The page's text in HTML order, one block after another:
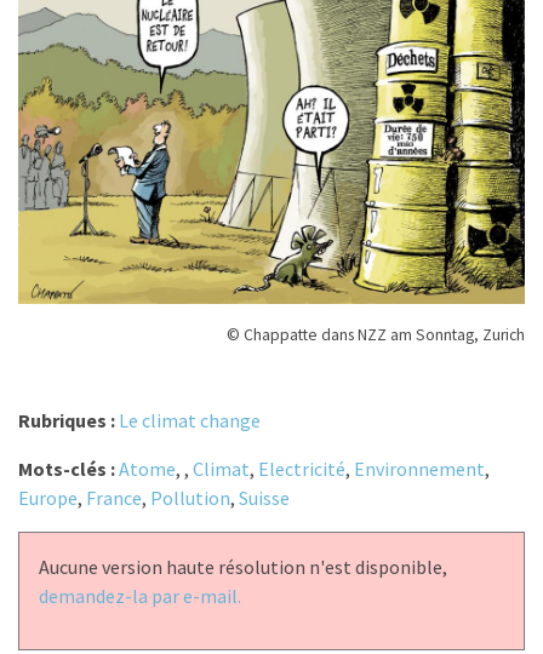
© Chappatte dans NZZ am Sonntag, Zurich
Rubriques : Le climat change
Mots-clés :Atome, , Climat, Electricité, Environnement,
Europe, France, Pollution, Suisse
Aucune version haute résolution n'est disponible,
demandez-la par e-mail.